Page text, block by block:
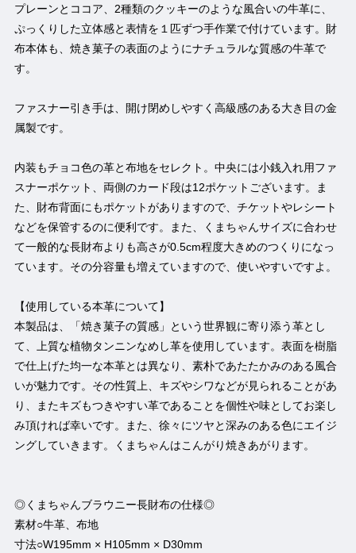
プレーンとココア、2種類のクッキーのような風合いの牛革に、
ぷっくりした立体感と表情を１匹ずつ手作業で付けています。財
布本体も、焼き菓子の表面のようにナチュラルな質感の牛革で
す。
ファスナー引き手は、開け閉めしやすく高級感のある大き目の金
属製です。
内装もチョコ色の革と布地をセレクト。中央には小銭入れ用ファ
スナーポケット、両側のカード段は12ポケットございます。ま
た、財布背面にもポケットがありますので、チケットやレシート
などを保管するのに便利です。また、くまちゃんサイズに合わせ
て一般的な長財布よりも高さが0.5cm程度大きめのつくりになっ
ています。その分容量も増えていますので、使いやすいですよ。
【使用している本革について】
本製品は、「焼き菓子の質感」という世界観に寄り添う革とし
て、上質な植物タンニンなめし革を使用しています。表面を樹脂
で仕上げた均一な本革とは異なり、素朴であたたかみのある風合
いが魅力です。その性質上、キズやシワなどが見られることがあ
り、またキズもつきやすい革であることを個性や味としてお楽し
み頂ければ幸いです。また、徐々にツヤと深みのある色にエイジ
ングしていきます。くまちゃんはこんがり焼きあがります。
◎くまちゃんブラウニー長財布の仕様◎
素材○牛革、布地
寸法○W195mm × H105mm × D30mm